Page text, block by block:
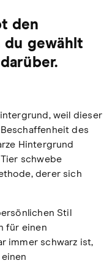
den
du gewählt
weil dieser
des
Hintergrund
schwebe
derer sich
Stil
für einen
immer schwarz ist,